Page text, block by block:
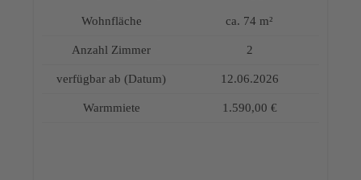
Wohnfläche ca. 74 m²
Anzahl Zimmer 2
verfügbar ab (Datum) 12.06.2026
Warmmiete 1.590,00 €